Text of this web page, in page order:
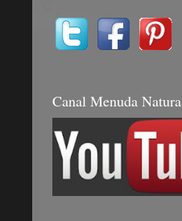
Canal Menuda Natura